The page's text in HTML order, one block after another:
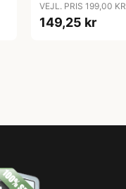
VEJL. PRIS 199,00 KR
149,25 kr